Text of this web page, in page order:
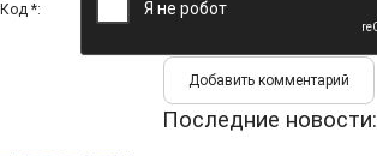
Код *:
Последние новости: